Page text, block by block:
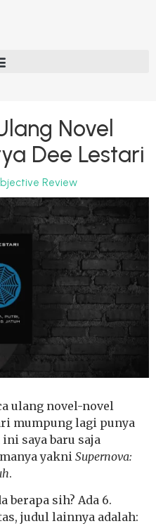
Novel
Dee Lestari
Review
ulang novel-novel
mumpung lagi punya
saya baru saja
yakni Supernova:
.
berapa sih? Ada 6.
judul lainnya adalah: